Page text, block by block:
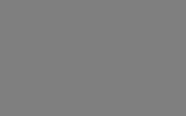
Zvědavá? Tak pojďme na